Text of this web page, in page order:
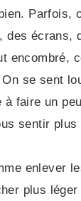
Parfois,
des écrans,
encombré,
se sent
faire un
sentir plus
enlever
plus